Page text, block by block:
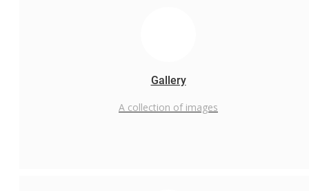
Gallery
A collection of images